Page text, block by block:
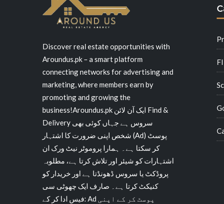
Discover real estate opportunities with
Aroundus.pk – a smart platform
connecting networks for advertising and
marketing, where members earn by
promoting and growing the
business!Aroundus.pk ایک آن لائن Find &
Delivery سروس ہے جہاں کوئی بھی
شخص اپنی ضرورت کا اشتہار (Ad) پوسٹ
کر سکتا ہے۔ ہمارا پروموٹر نیٹ ورک ان
اشتہارات کو شیئر اور تلاش کرتا ہے، مطلوبہ
پروڈکٹ یا سروس ڈھونڈتا ہے اور خریدار کو
کنیکٹ کرتا ہے۔ صارف ایک چھوٹی سی
فیس ادا کر کے: Ad پوسٹ کر کے اپنی